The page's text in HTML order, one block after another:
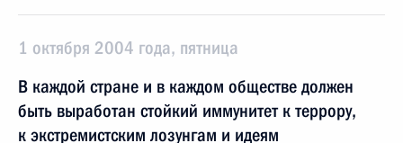
1 октября 2004 года, пятница
В каждой стране и в каждом обществе должен
быть выработан стойкий иммунитет к террору,
к экстремистским лозунгам и идеям